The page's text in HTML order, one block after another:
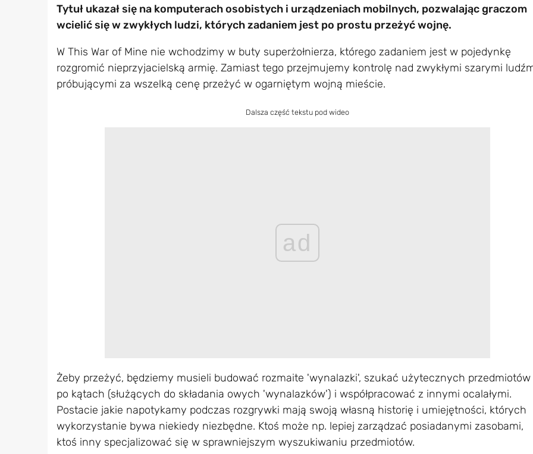
Tytuł ukazał się na komputerach osobistych i urządzeniach mobilnych, pozwalając graczom
wcielić się w zwykłych ludzi, których zadaniem jest po prostu przeżyć wojnę.
W This War of Mine nie wchodzimy w buty superżołnierza, którego zadaniem jest w pojedynkę
rozgromić nieprzyjacielską armię. Zamiast tego przejmujemy kontrolę nad zwykłymi szarymi
próbującymi za wszelką cenę przeżyć w ogarniętym wojną mieście.
Dalsza część tekstu pod wideo
ad
Żeby przeżyć, będziemy musieli budować rozmaite 'wynalazki', szukać użytecznych przedmiotów
po kątach (służących do składania owych 'wynalazków') i współpracować z innymi ocalałymi.
Postacie jakie napotykamy podczas rozgrywki mają swoją własną historię i umiejętności, których
wykorzystanie bywa niekiedy niezbędne. Ktoś może np. lepiej zarządzać posiadanymi zasobami,
ktoś inny specjalizować się w sprawniejszym wyszukiwaniu przedmiotów.